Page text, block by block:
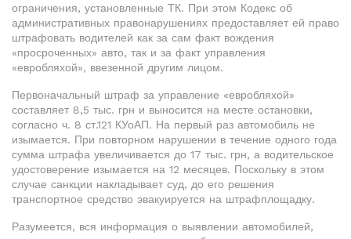
ограничения, установленные ТК. При этом Кодекс об
административных правонарушениях предоставляет ей право
штрафовать водителей как за сам факт вождения
«просроченных» авто, так и за факт управления
«евробляхой», ввезенной другим лицом.
Первоначальный штраф за управление «евробляхой»
составляет 8,5 тыс. грн и выносится на месте остановки,
согласно ч. 8 ст.121 КУоАП. На первый раз автомобиль не
изымается. При повторном нарушении в течение одного года
сумма штрафа увеличивается до 17 тыс. грн, а водительское
удостоверение изымается на 12 месяцев. Поскольку в этом
случае санкции накладывает суд, до его решения
транспортное средство эвакуируется на штрафплощадку.
Разумеется, вся информация о выявлении автомобилей,